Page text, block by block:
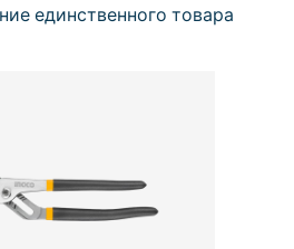
единственного товара